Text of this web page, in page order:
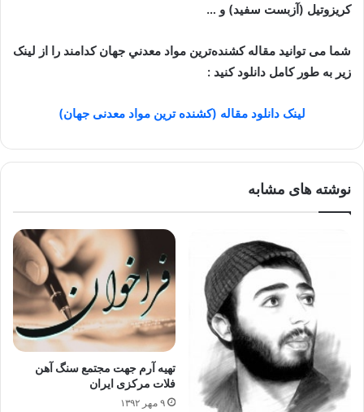
کریزوتیل (آزبست سفید) و …
شما می توانید مقاله کشنده‌ترین مواد معدني جهان کدامند را از لینک
زیر به طور کامل دانلود کنید :
لینک دانلود مقاله (کشنده ترین مواد معدنی جهان)
نوشته های مشابه
تهیه آرم جهت مجتمع سنگ آهن
فلات مرکزی ایران
۹ مهر ۱۳۹۲